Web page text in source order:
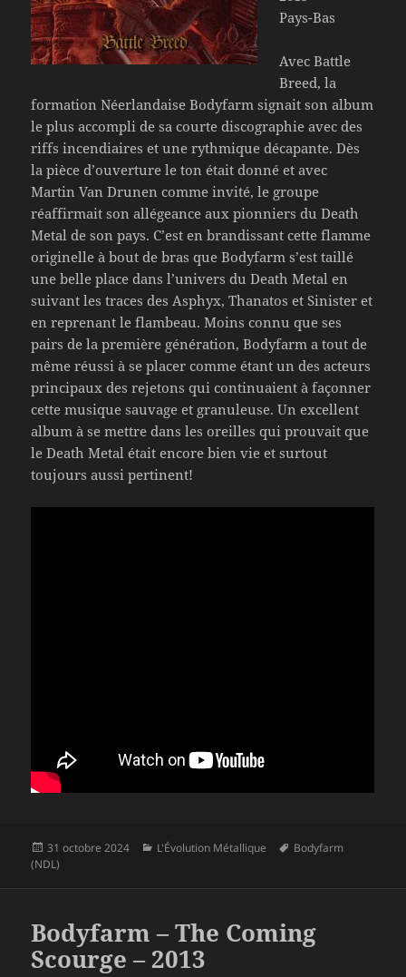
Pays-Bas
Avec Battle
Breed, la
formation Néerlandaise Bodyfarm signait son album
le plus accompli de sa courte discographie avec des
riffs incendiaires et une rythmique décapante. Dès
la pièce d’ouverture le ton était donné et avec
Martin Van Drunen comme invité, le groupe
réaffirmait son allégeance aux pionniers du Death
Metal de son pays. C’est en brandissant cette flamme
originelle à bout de bras que Bodyfarm s’est taillé
une belle place dans l’univers du Death Metal en
suivant les traces des Asphyx, Thanatos et Sinister et
en reprenant le flambeau. Moins connu que ses
pairs de la première génération, Bodyfarm a tout de
même réussi à se placer comme étant un des acteurs
principaux des rejetons qui continuaient à façonner
cette musique sauvage et granuleuse. Un excellent
album à se mettre dans les oreilles qui prouvait que
le Death Metal était encore bien vie et surtout
toujours aussi pertinent!
Publié
le
31 octobre 2024 Catégories
L'Évolution Métallique
Mots-
Bodyfarm
(NDL)
Bodyfarm – The Coming
Scourge – 2013